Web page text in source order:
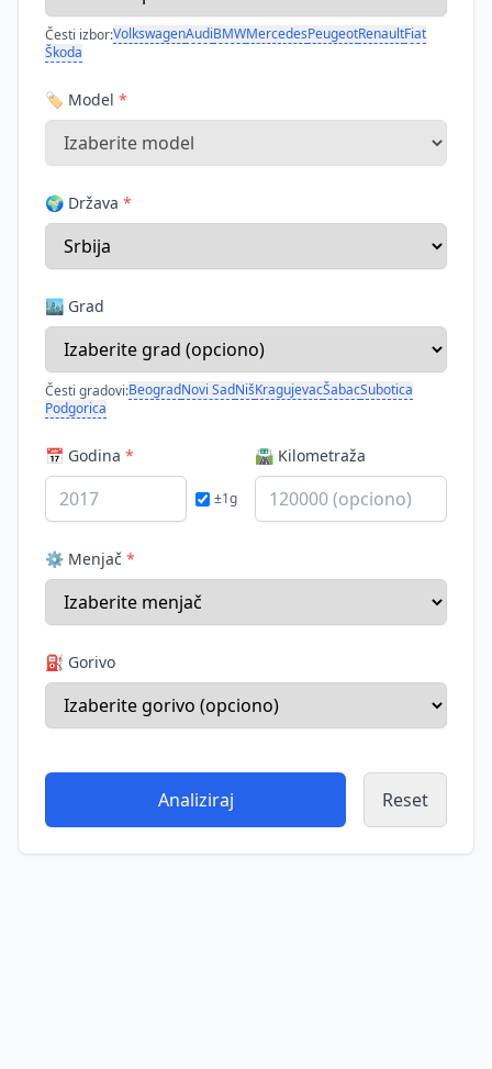
Česti izbor:VolkswagenAudiBMWMercedesPeugeotRenaultFiat
Škoda
🏷️ Model *
🌍 Država *
🏙️ Grad
Česti gradovi:BeogradNovi SadNišKragujevacŠabacSubotica
Podgorica
📅 Godina *
±1g
🛣️ Kilometraža
⚙️ Menjač *
⛽ Gorivo
Analiziraj Reset